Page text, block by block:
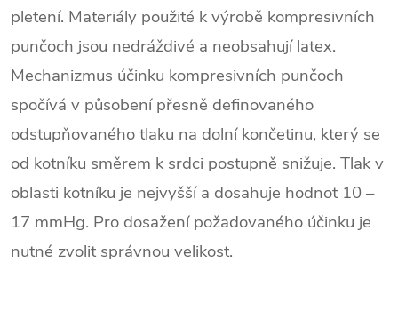
pletení. Materiály použité k výrobě kompresivních
punčoch jsou nedráždivé a neobsahují latex.
Mechanizmus účinku kompresivních punčoch
spočívá v působení přesně definovaného
odstupňovaného tlaku na dolní končetinu, který se
od kotníku směrem k srdci postupně snižuje. Tlak v
oblasti kotníku je nejvyšší a dosahuje hodnot 10 –
17 mmHg. Pro dosažení požadovaného účinku je
nutné zvolit správnou velikost.